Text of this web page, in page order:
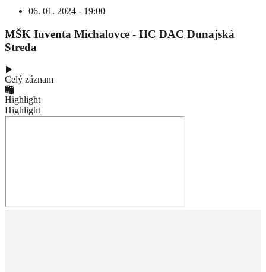
06. 01. 2024 - 19:00
MŠK Iuventa Michalovce - HC DAC Dunajská
Streda
Celý záznam
Highlight
Highlight